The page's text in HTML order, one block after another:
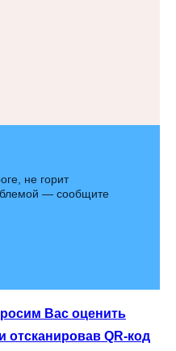
не горит
— сообщите
Вас оценить
отсканировав QR-код